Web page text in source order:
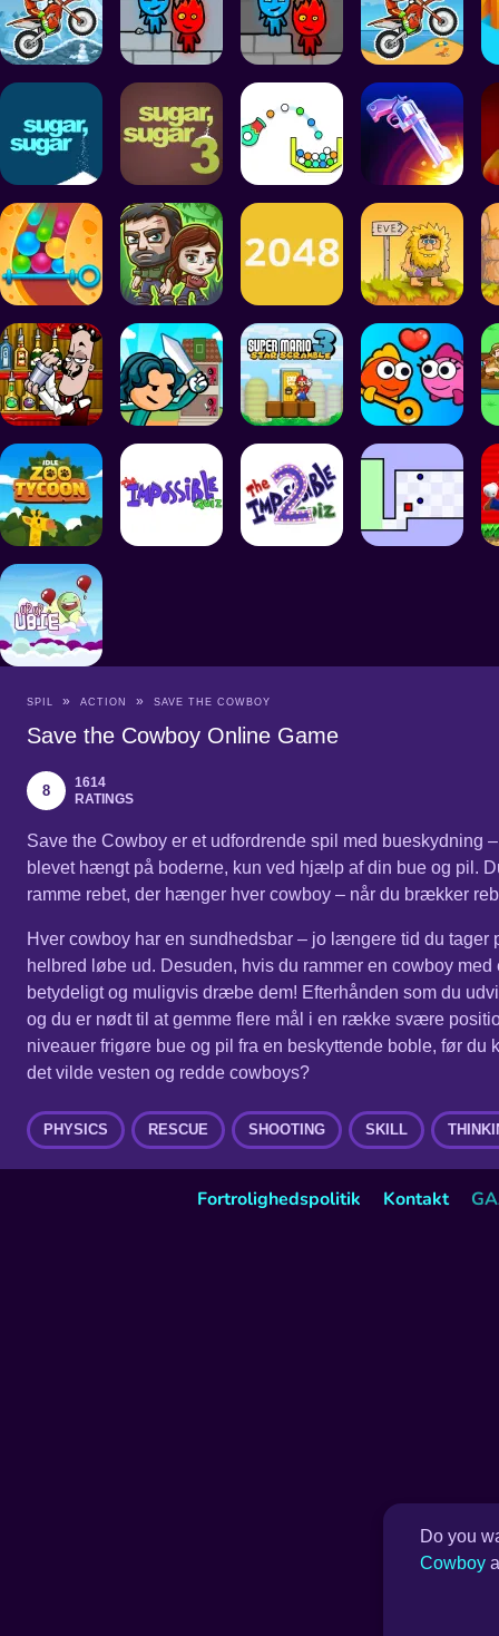
SPIL ACTION SAVE THE COWBOY
Save the Cowboy Online Game
8
1614
RATINGS
Save the Cowboy er et udfordrende spil med bueskydning
blevet hængt på boderne, kun ved hjælp af din bue og pil.
ramme rebet, der hænger hver cowboy – når du brækker
Hver cowboy har en sundhedsbar – jo længere tid du tager
helbred løbe ud. Desuden, hvis du rammer en cowboy
betydeligt og muligvis dræbe dem! Efterhånden som du
og du er nødt til at gemme flere mål i en række svære
niveauer frigøre bue og pil fra en beskyttende boble, før du
det vilde vesten og redde cowboys?
PHYSICS RESCUE SHOOTING SKILL
Do you
Cowboy
Fortrolighedspolitik Kontakt